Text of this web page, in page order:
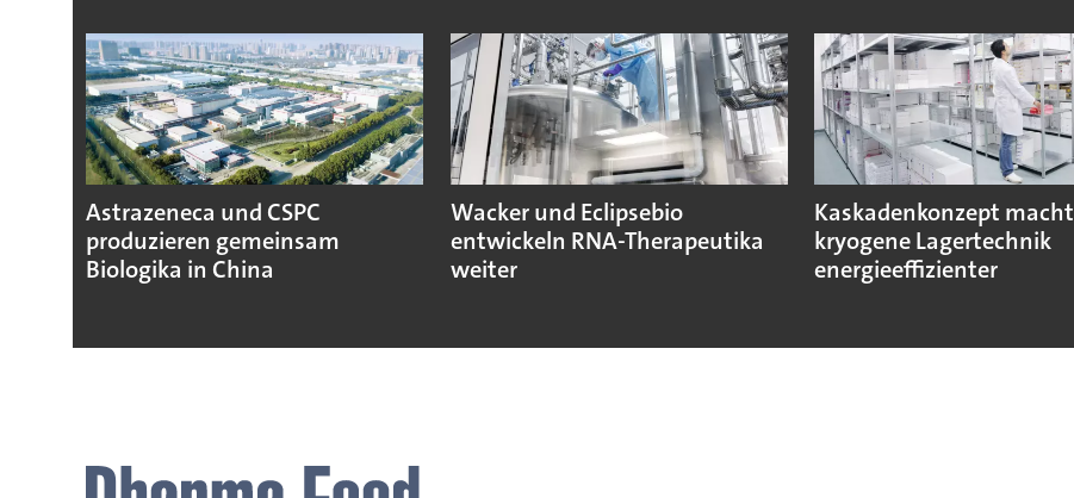
Astrazeneca und CSPC
produzieren gemeinsam
Biologika in China
Wacker und Eclipsebio
entwickeln RNA-Therapeutika
weiter
Kaskadenkonzept macht
kryogene Lagertechnik
energieeffizienter